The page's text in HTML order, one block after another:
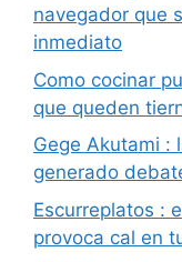
navegador que
inmediato
Como cocinar
que queden
Gege Akutami :
generado
Escurreplatos :
provoca cal en